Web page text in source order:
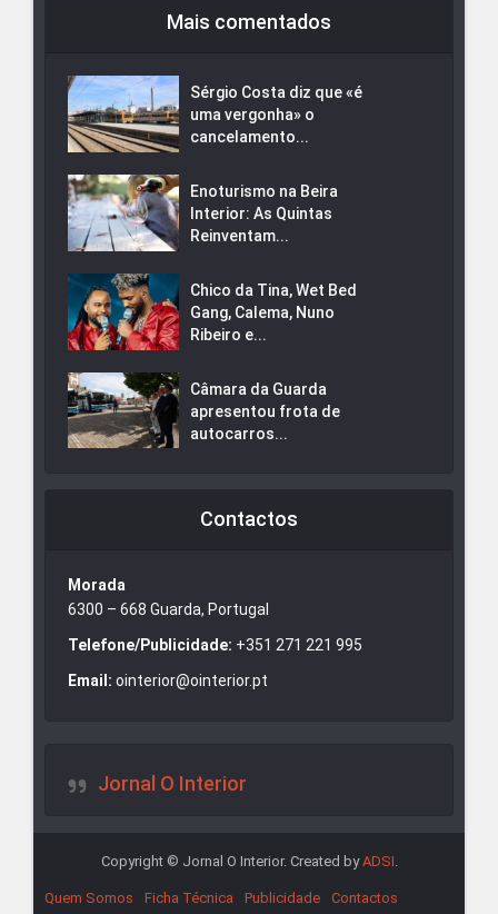
Mais comentados
Sérgio Costa diz que «é
uma vergonha» o
cancelamento...
Enoturismo na Beira
Interior: As Quintas
Reinventam...
Chico da Tina, Wet Bed
Gang, Calema, Nuno
Ribeiro e...
Câmara da Guarda
apresentou frota de
autocarros...
Contactos
Morada
6300 – 668 Guarda, Portugal
Telefone/Publicidade: +351 271 221 995
Email: ointerior@ointerior.pt
Jornal O Interior
Copyright © Jornal O Interior. Created byADSI.
Quem Somos Ficha Técnica Publicidade Contactos